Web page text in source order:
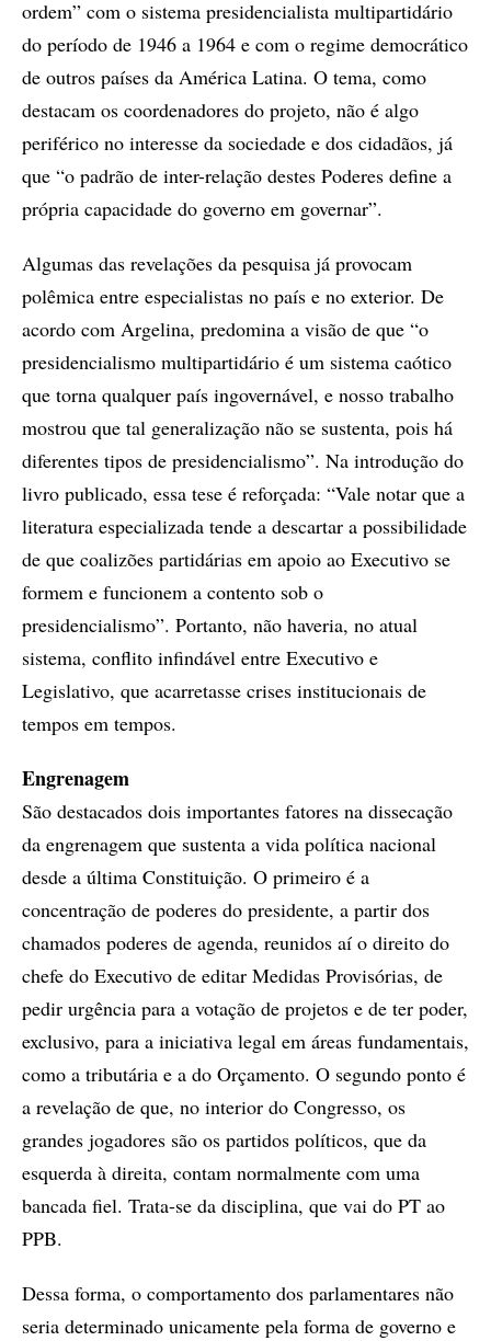
ordem” com o sistema presidencialista multipartidário
do período de 1946 a 1964 e com o regime democrático
de outros países da América Latina. O tema, como
destacam os coordenadores do projeto, não é algo
periférico no interesse da sociedade e dos cidadãos, já
que “o padrão de inter-relação destes Poderes define a
própria capacidade do governo em governar”.
Algumas das revelações da pesquisa já provocam
polêmica entre especialistas no país e no exterior. De
acordo com Argelina, predomina a visão de que “o
presidencialismo multipartidário é um sistema caótico
que torna qualquer país ingovernável, e nosso trabalho
mostrou que tal generalização não se sustenta, pois há
diferentes tipos de presidencialismo”. Na introdução do
livro publicado, essa tese é reforçada: “Vale notar que a
literatura especializada tende a descartar a possibilidade
de que coalizões partidárias em apoio ao Executivo se
formem e funcionem a contento sob o
presidencialismo”. Portanto, não haveria, no atual
sistema, conflito infindável entre Executivo e
Legislativo, que acarretasse crises institucionais de
tempos em tempos.
Engrenagem
São destacados dois importantes fatores na dissecação
da engrenagem que sustenta a vida política nacional
desde a última Constituição. O primeiro é a
concentração de poderes do presidente, a partir dos
chamados poderes de agenda, reunidos aí o direito do
chefe do Executivo de editar Medidas Provisórias, de
pedir urgência para a votação de projetos e de ter poder,
exclusivo, para a iniciativa legal em áreas fundamentais,
como a tributária e a do Orçamento. O segundo ponto é
a revelação de que, no interior do Congresso, os
grandes jogadores são os partidos políticos, que da
esquerda à direita, contam normalmente com uma
bancada fiel. Trata-se da disciplina, que vai do PT ao
PPB.
Dessa forma, o comportamento dos parlamentares não
seria determinado unicamente pela forma de governo e